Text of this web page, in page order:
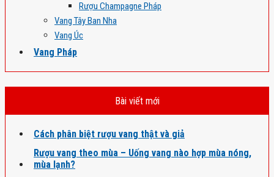
Rượu Champagne Pháp
Vang Tây Ban Nha
Vang Úc
Vang Pháp
Bài viết mới
Cách phân biệt rượu vang thật và giả
Rượu vang theo mùa – Uống vang nào hợp mùa nóng,
mùa lạnh?